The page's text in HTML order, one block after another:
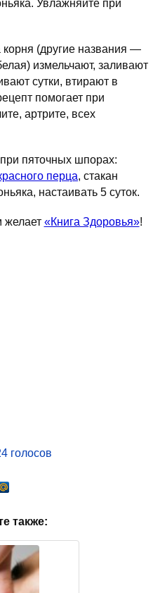
Увлажняйте при
корня (другие названия —
измельчают, заливают
сутки, втирают в
помогает при
артрите, всех
пяточных шпорах:
перца, стакан
настаивать 5 суток.
желает «Книга Здоровья»!
голосов
также: